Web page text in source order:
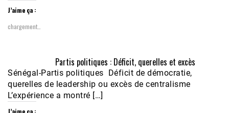
J’aime ça :
chargement…
Partis politiques : Déficit, querelles et excès
Sénégal-Partis politiques Déficit de démocratie,
querelles de leadership ou excès de centralisme
L’expérience a montré […]